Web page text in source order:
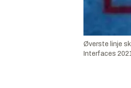
Øverste linje
Interfaces